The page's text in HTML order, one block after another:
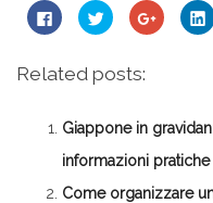
Fai
clic
su
Facebook
una
finestra)
Fai
clic
condividere
su
in
nuova
finestra)
Fai
clic
apre
in
nuova
finestra)
Related posts:
Giappone in
informazioni pratiche
Come organizzare